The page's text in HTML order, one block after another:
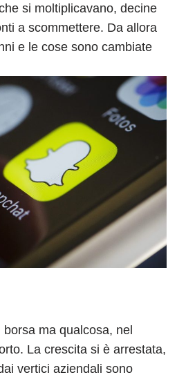
si moltiplicavano, decine
a scommettere. Da allora
e le cose sono cambiate
ma qualcosa, nel
La crescita si è arrestata,
vertici aziendali sono